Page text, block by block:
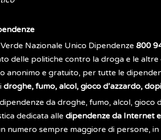
Nazionale Unico Dipendenze 800
delle politiche contro la droga e le
anonimo e gratuito, per tutte le
droghe, fumo, alcol, gioco d’azzardo,
da droghe, fumo, alcol,
dedicata alle dipendenze da Internet
numero sempre maggiore di persone,